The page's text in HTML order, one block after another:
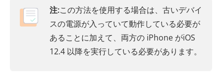
注:この方法を使用する場合は、古いデバイ
スの電源が入っていて動作している必要が
あることに加えて、両方の iPhone がiOS
12.4 以降を実行している必要があります。